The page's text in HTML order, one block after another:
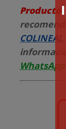
WhatsApp